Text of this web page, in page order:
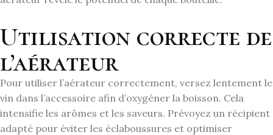
Utilisation correcte de
l’aérateur
Pour utiliser l’aérateur correctement, versez lentement le
vin dans l’accessoire afin d’oxygéner la boisson. Cela
intensifie les arômes et les saveurs. Prévoyez un récipient
adapté pour éviter les éclaboussures et optimiser